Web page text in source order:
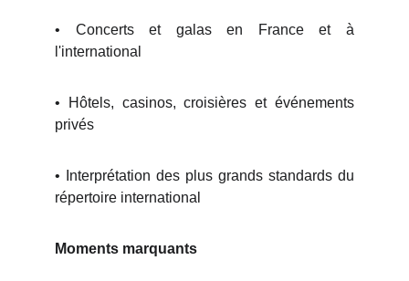
• Concerts et galas en France et à
l'international
• Hôtels, casinos, croisières et événements
privés
• Interprétation des plus grands standards du
répertoire international
Moments marquants